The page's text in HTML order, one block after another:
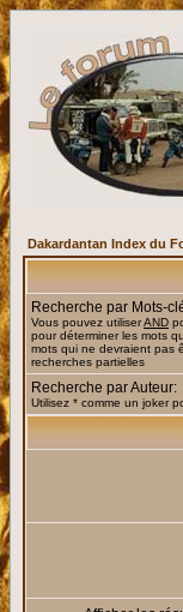
Dakardantan Index du
Recherche par Mots-
Vous pouvez utiliserAND
pour déterminer les mots
mots qui ne devraient pas
recherches partielles
Recherche par Auteur:
Utilisez * comme un joker